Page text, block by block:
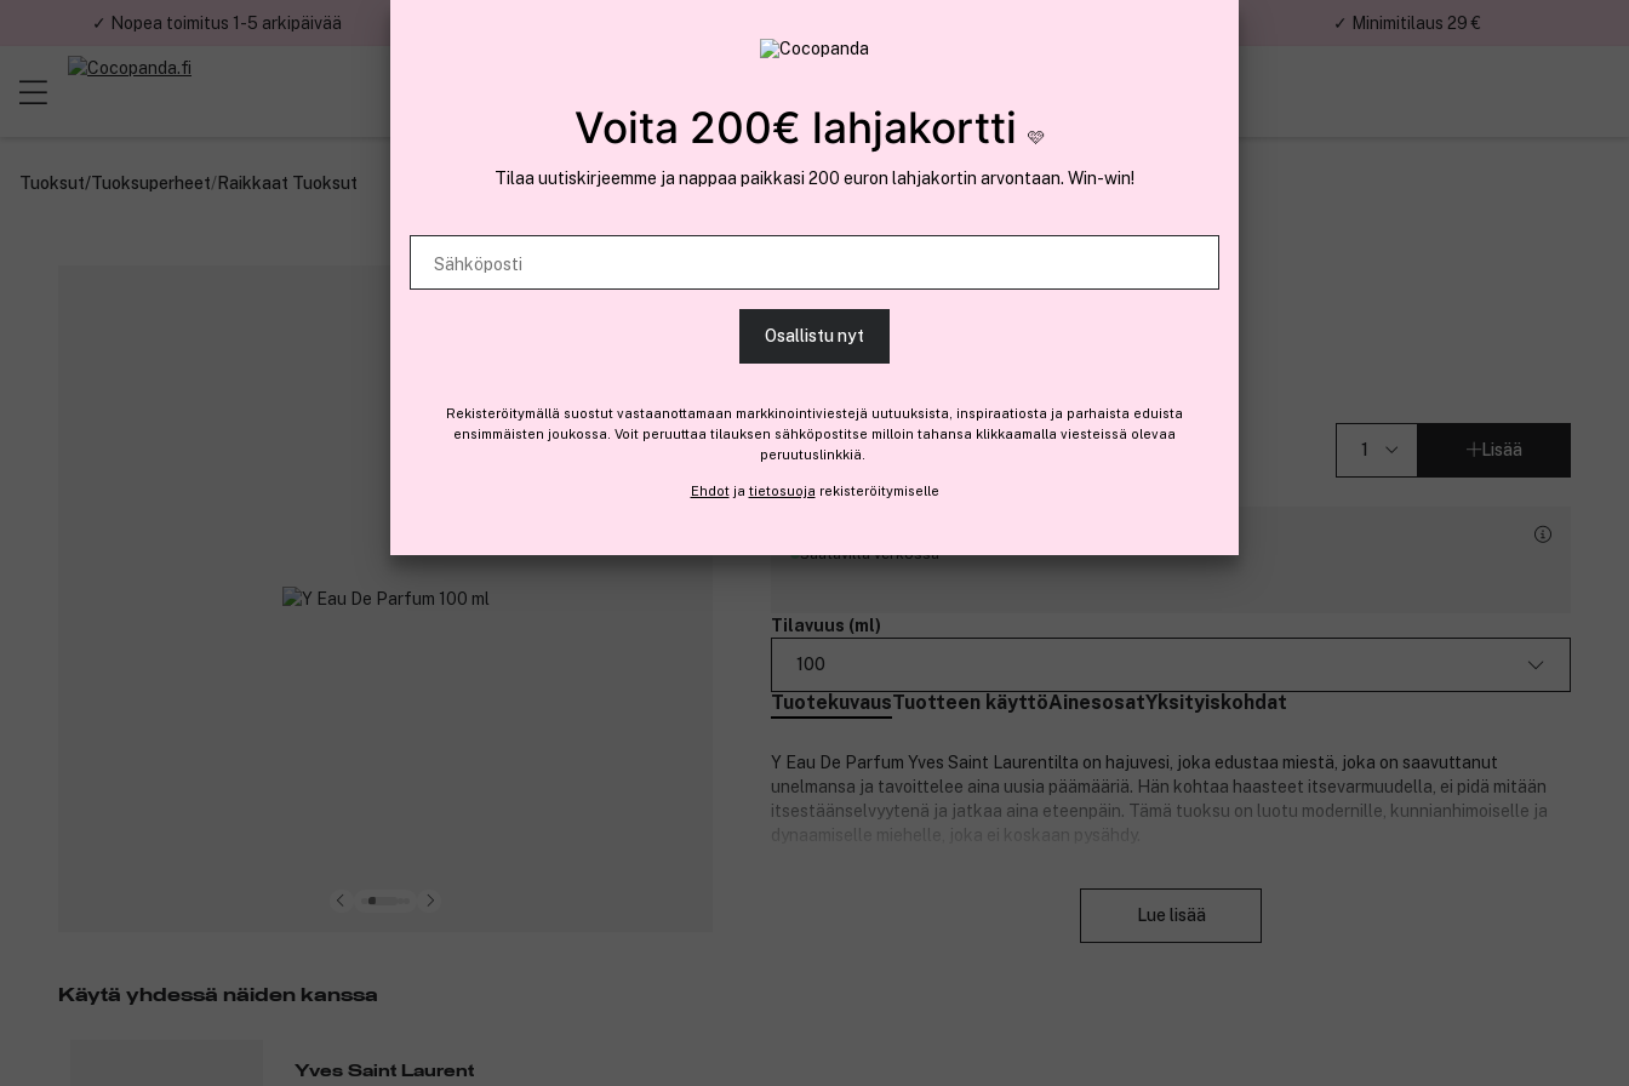
✓ Nopea toimitus 1-5 arkipäivää ✓ Minimitilaus 29 €
Tuoksut/Tuoksuperheet/Raikkaat Tuoksut
Yves Saint Laurent
Y Eau De Parfum 100 ml
132,70 € Lisää
Saatavilla verkossa
Tilavuus (ml)
100
TuotekuvausTuotteen käyttöAinesosatYksityiskohdat
Y Eau De Parfum Yves Saint Laurentilta on hajuvesi, joka edustaa miestä, joka on saavuttanut
unelmansa ja tavoittelee aina uusia päämääriä. Hän kohtaa haasteet itsevarmuudella, ei pidä mitään
itsestäänselvyytenä ja jatkaa aina eteenpäin. Tämä tuoksu on luotu modernille, kunnianhimoiselle ja
dynaamiselle miehelle, joka ei koskaan pysähdy.
Legendaarisen parfyymintekijän Dominique Ropionin kehittämä Y Eau De Parfum on intensiivinen
valkoinen ja tumma fougère-tuoksu. Se avautuu raikkaalla räjähdyksellä bergamotilla, inkiväärillä ja
Lue lisää
Käytä yhdessä näiden kanssa
Yves Saint Laurent
Voita 200€ lahjakortti 🩷
Tilaa uutiskirjeemme ja nappaa paikkasi 200 euron lahjakortin arvontaan. Win-win!
Sähköposti
Osallistu nyt
Rekisteröitymällä suostut vastaanottamaan markkinointiviestejä uutuuksista, inspiraatiosta ja parhaista eduista
ensimmäisten joukossa. Voit peruuttaa tilauksen sähköpostitse milloin tahansa klikkaamalla viesteissä olevaa
peruutuslinkkiä.
Ehdotja tietosuoja rekisteröitymiselle